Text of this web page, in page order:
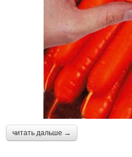
читать дальше →